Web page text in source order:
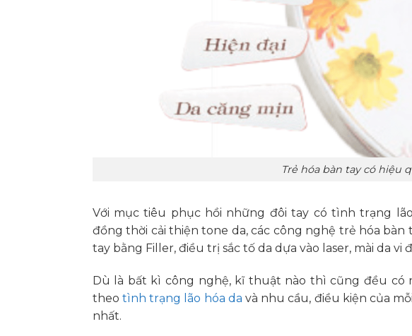
Trẻ hóa bàn tay có hiệu
Với mục tiêu phục hồi những đôi tay có tình trạng
đồng thời cải thiện tone da, các công nghệ trẻ hóa bàn
tay bằng Filler, điều trị sắc tố da dựa vào laser, mài da vi
Dù là bất kì công nghệ, kĩ thuật nào thì cũng đều có
theo tình trạng lão hóa da và nhu cầu, điều kiện của
nhất.